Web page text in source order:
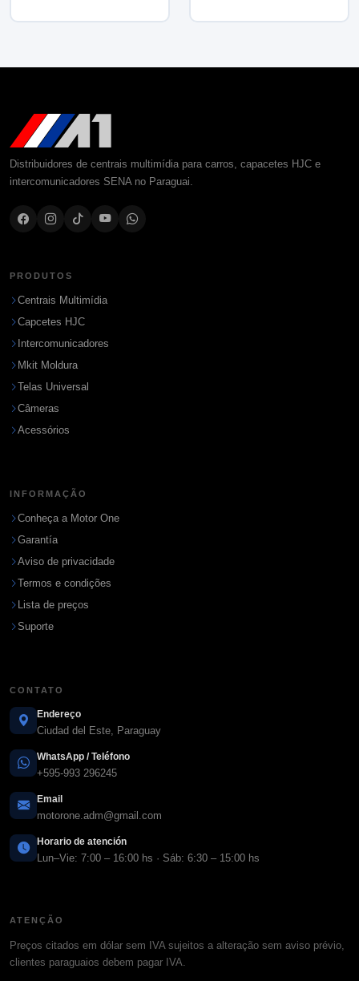
Distribuidores de centrais multimídia para carros, capacetes HJC e
intercomunicadores SENA no Paraguai.
PRODUTOS
Centrais Multimídia
Capcetes HJC
Intercomunicadores
Mkit Moldura
Telas Universal
Câmeras
Acessórios
INFORMAÇÃO
Conheça a Motor One
Garantía
Aviso de privacidade
Termos e condições
Lista de preços
Suporte
CONTATO
Endereço
Ciudad del Este, Paraguay
WhatsApp / Teléfono
+595-993 296245
Email
motorone.adm@gmail.com
Horario de atención
Lun–Vie: 7:00 – 16:00 hs · Sáb: 6:30 – 15:00 hs
ATENÇÃO
Preços citados em dólar sem IVA sujeitos a alteração sem aviso prévio,
clientes paraguaios debem pagar IVA.